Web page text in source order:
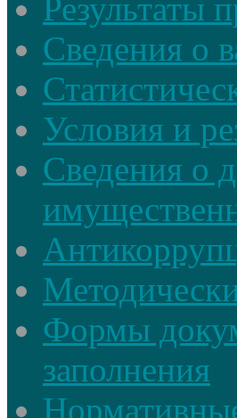
Результаты
Сведения о
Условия и
Сведения о
Формы
заполнения